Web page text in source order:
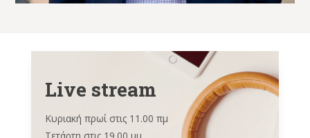
Live stream
Κυριακή πρωί στις 11.00 πμ